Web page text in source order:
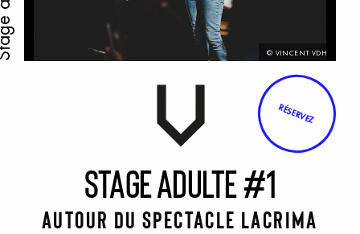
© VINCENT VDH
RÉSERVEZ
Stageadulte#1
Autour du spectacle Lacrima